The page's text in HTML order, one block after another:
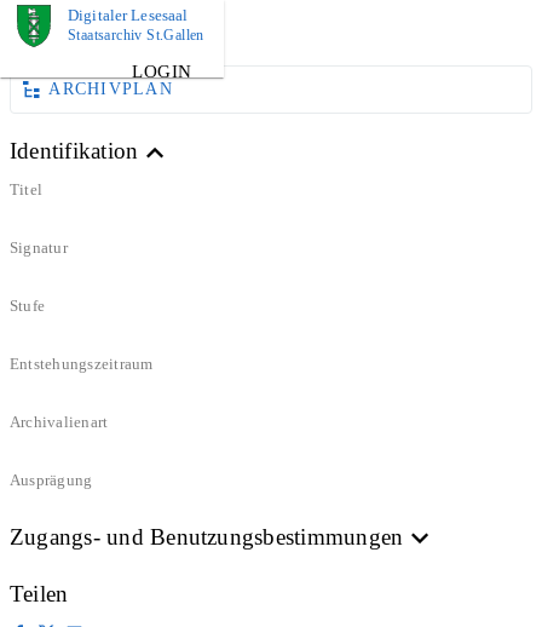
Digitaler Lesesaal
Staatsarchiv St.Gallen
LOGIN
DOKUMENT
ARCHIVPLAN
Identifikation
Titel
Signatur
Stufe
Entstehungszeitraum
Archivalienart
Ausprägung
Zugangs- und Benutzungsbestimmungen
Teilen